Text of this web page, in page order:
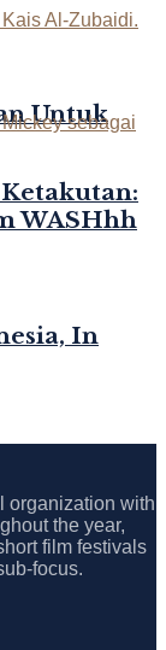
Untuk
WASHhh
In
organization with
the year,
film festivals
focus.